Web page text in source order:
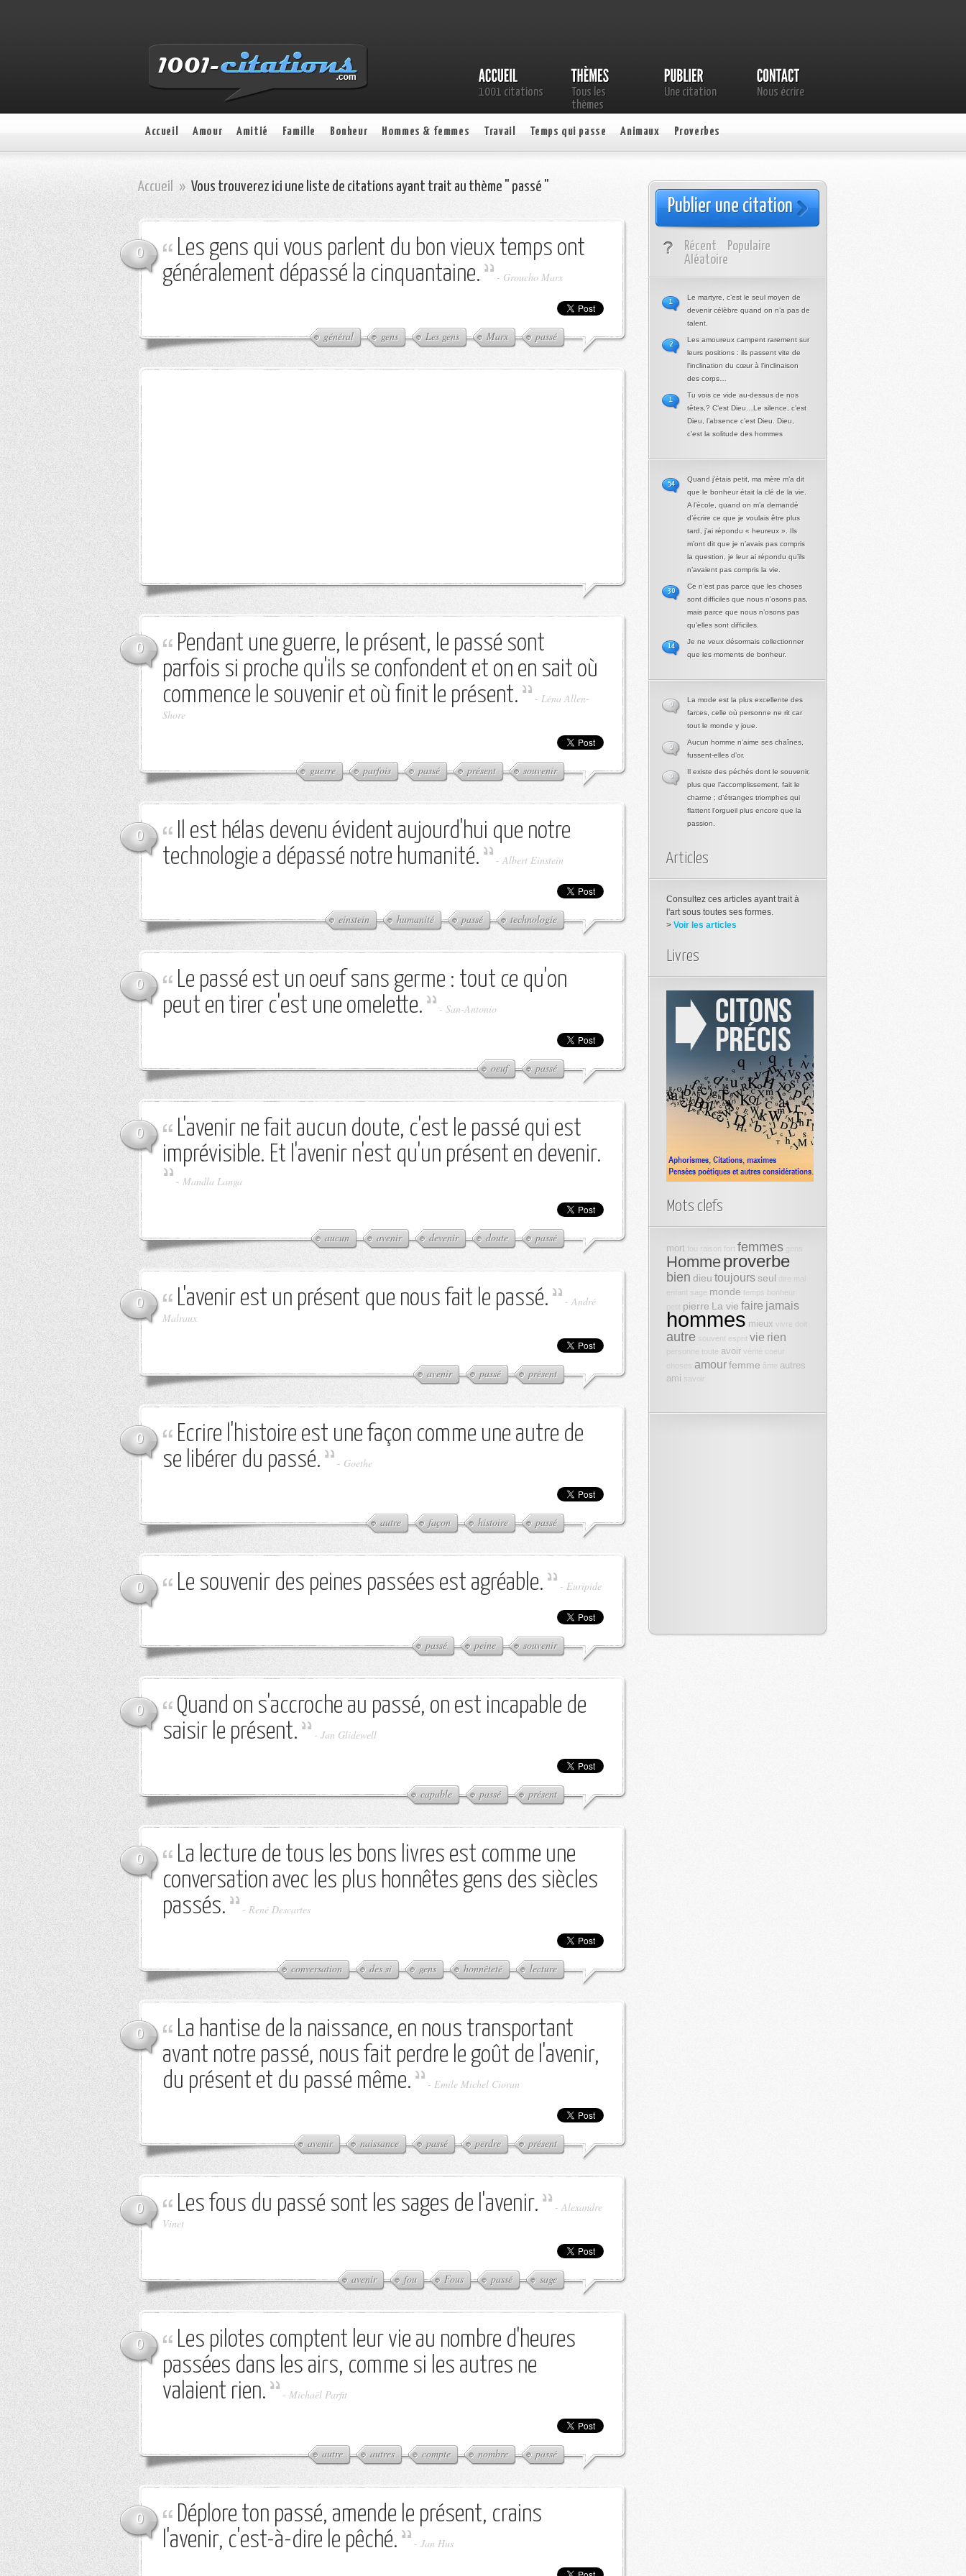
1001 citations
Tous les
thèmes
Une citation Nous écrire
Accueil Amour Amitié Famille Bonheur Hommes & femmes Travail Temps qui passe Animaux Proverbes
Accueil » Vous trouverez ici une liste de citations ayant trait au thème " passé "
0
Les gens qui vous parlent du bon vieux temps ont
généralement dépassé la cinquantaine.
- Groucho Marx
général gens Les gens Marx passé
0
Pendant une guerre, le présent, le passé sont
parfois si proche qu'ils se confondent et on en sait où
commence le souvenir et où finit le présent.
- Léna Allen-
Shore
guerre parfois passé présent souvenir
0
Il est hélas devenu évident aujourd'hui que notre
technologie a dépassé notre humanité.
- Albert Einstein
einstein humanité passé technologie
0
Le passé est un oeuf sans germe : tout ce qu'on
peut en tirer c'est une omelette.
- San-Antonio
oeuf passé
0
L'avenir ne fait aucun doute, c'est le passé qui est
imprévisible. Et l'avenir n'est qu'un présent en devenir.
- Mandla Langa
aucun avenir devenir doute passé
0 L'avenir est un présent que nous fait le passé. - André
Malraux
avenir passé présent
0
Ecrire l'histoire est une façon comme une autre de
se libérer du passé.
- Goethe
autre façon histoire passé
0 Le souvenir des peines passées est agréable. - Euripide
passé peine souvenir
0
Quand on s'accroche au passé, on est incapable de
saisir le présent.
- Jan Glidewell
capable passé présent
0
La lecture de tous les bons livres est comme une
conversation avec les plus honnêtes gens des siècles
passés.
- René Descartes
conversation des si gens honnêteté lecture
0
La hantise de la naissance, en nous transportant
avant notre passé, nous fait perdre le goût de l'avenir,
du présent et du passé même.
- Emile Michel Cioran
avenir naissance passé perdre présent
0 Les fous du passé sont les sages de l'avenir. - Alexandre
Vinet
avenir fou Fous passé sage
0
Les pilotes comptent leur vie au nombre d'heures
passées dans les airs, comme si les autres ne
valaient rien.
- Michaël Parfit
autre autres compte nombre passé
0
Déplore ton passé, amende le présent, crains
l'avenir, c'est-à-dire le pêché.
- Jan Hus
Publier une citation
Récent
Populaire
Aléatoire
Le martyre, c’est le seul moyen de
devenir célèbre quand on n’a pas de
talent.
1
Les amoureux campent rarement sur
leurs positions : ils passent vite de
l’inclination du cœur à l’inclinaison
des corps…
2
Tu vois ce vide au-dessus de nos
têtes,? C’est Dieu…Le silence, c’est
Dieu, l’absence c’est Dieu. Dieu,
c’est la solitude des hommes
1
Quand j’étais petit, ma mère m’a dit
que le bonheur était la clé de la vie.
A l’école, quand on m’a demandé
d’écrire ce que je voulais être plus
tard, j’ai répondu « heureux ». Ils
m’ont dit que je n’avais pas compris
la question, je leur ai répondu qu’ils
n’avaient pas compris la vie.
54
Ce n’est pas parce que les choses
sont difficiles que nous n’osons pas,
mais parce que nous n’osons pas
qu’elles sont difficiles.
30
Je ne veux désormais collectionner
que les moments de bonheur.
14
La mode est la plus excellente des
farces, celle où personne ne rit car
tout le monde y joue.
0
Aucun homme n’aime ses chaînes,
fussent-elles d’or.
0
Il existe des péchés dont le souvenir,
plus que l’accomplissement, fait le
charme ; d’étranges triomphes qui
flattent l’orgueil plus encore que la
passion.
0
Articles
Consultez ces articles ayant trait à
l'art sous toutes ses formes.
> Voir les articles
Livres
Mots clefs
mort raison fort femmes
Hommeproverbe
bien dieu toujoursseul dire
sage monde temps bonheur
pierre La vie faire jamais
hommes mieux
autre souvent esprit vie rien
toute avoir vérité
coeur
amourfemme âme
autres
ami
savoir